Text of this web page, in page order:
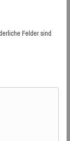
Felder sind